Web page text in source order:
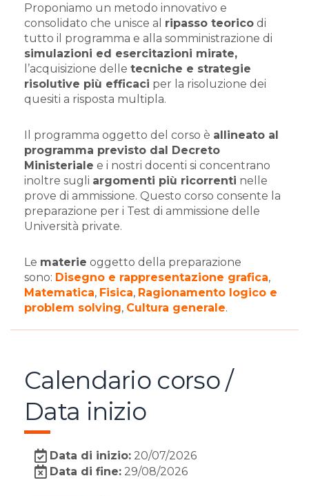
Proponiamo un metodo innovativo e
consolidato che unisce al ripasso teorico di
tutto il programma e alla somministrazione di
simulazioni ed esercitazioni mirate,
l’acquisizione delle tecniche e strategie
risolutive più efficaci per la risoluzione dei
quesiti a risposta multipla.
Il programma oggetto del corso è allineato al
programma previsto dal Decreto
Ministeriale e i nostri docenti si concentrano
inoltre sugli argomenti più ricorrenti nelle
prove di ammissione. Questo corso consente la
preparazione per i Test di ammissione delle
Università private.
Le materie oggetto della preparazione
sono: Disegno e rappresentazione grafica,
Matematica, Fisica, Ragionamento logico e
problem solving, Cultura generale.
Calendario corso /
Data inizio
Data di inizio: 20/07/2026
Data di fine: 29/08/2026